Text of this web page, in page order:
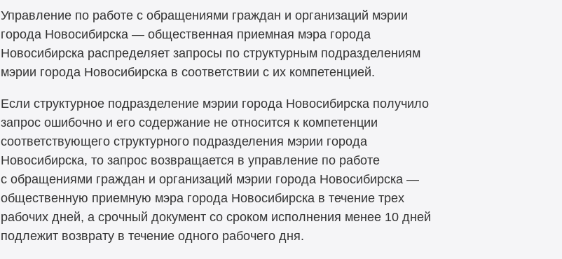
Управление по работе с обращениями граждан и организаций мэрии
города Новосибирска — общественная приемная мэра города
Новосибирска распределяет запросы по структурным подразделениям
мэрии города Новосибирска в соответствии с их компетенцией.
Если структурное подразделение мэрии города Новосибирска получило
запрос ошибочно и его содержание не относится к компетенции
соответствующего структурного подразделения мэрии города
Новосибирска, то запрос возвращается в управление по работе
с обращениями граждан и организаций мэрии города Новосибирска —
общественную приемную мэра города Новосибирска в течение трех
рабочих дней, а срочный документ со сроком исполнения менее 10 дней
подлежит возврату в течение одного рабочего дня.